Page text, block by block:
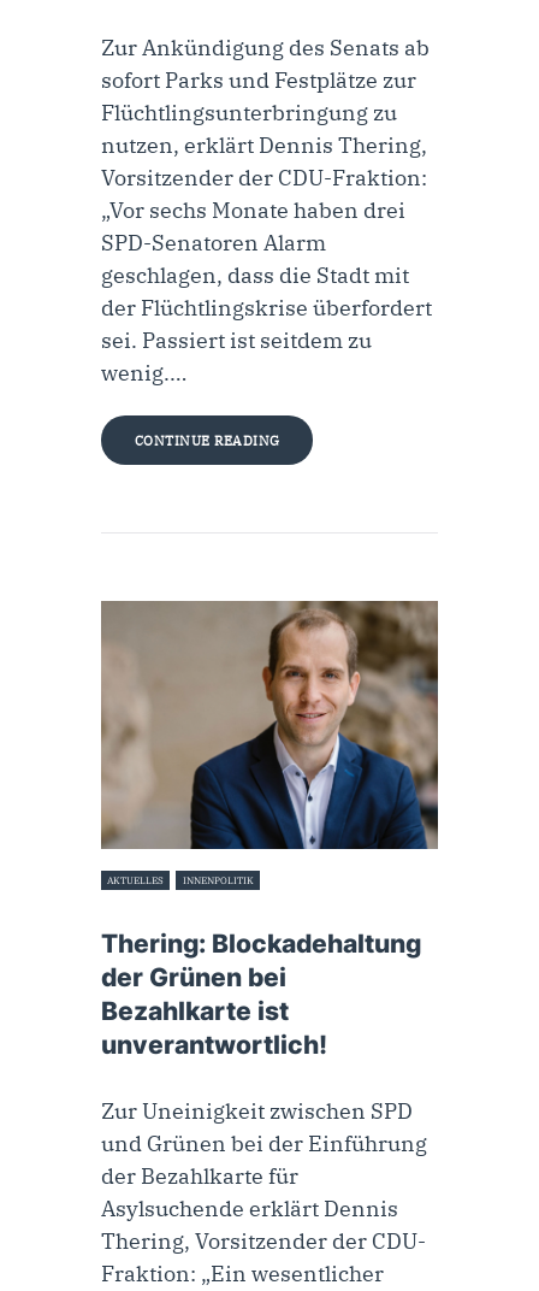
Zur Ankündigung des Senats ab
sofort Parks und Festplätze zur
Flüchtlingsunterbringung zu
nutzen, erklärt Dennis Thering,
Vorsitzender der CDU-Fraktion:
„Vor sechs Monate haben drei
SPD-Senatoren Alarm
geschlagen, dass die Stadt mit
der Flüchtlingskrise überfordert
sei. Passiert ist seitdem zu
wenig.…
CONTINUE READING
AKTUELLES INNENPOLITIK
Thering: Blockadehaltung
der Grünen bei
Bezahlkarte ist
unverantwortlich!
Zur Uneinigkeit zwischen SPD
und Grünen bei der Einführung
der Bezahlkarte für
Asylsuchende erklärt Dennis
Thering, Vorsitzender der CDU-
Fraktion: „Ein wesentlicher